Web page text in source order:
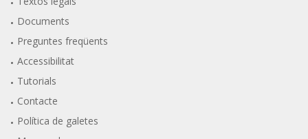
Documents
Preguntes freqüents
Accessibilitat
Tutorials
Contacte
Política de galetes